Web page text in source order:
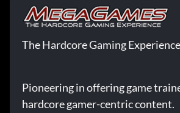
The Hardcore Gaming Experience
Pioneering in offering game
hardcore gamer-centric content.